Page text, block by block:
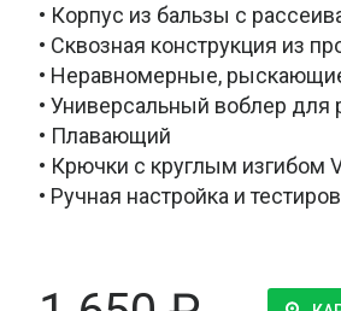
• Корпус из бальзы с
• Сквозная конструкция из
• Неравномерные,
• Универсальный воблер
• Плавающий
• Крючки с круглым изгибом
• Ручная настройка и